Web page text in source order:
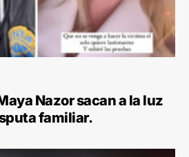
Nazor sacan a la luz
familiar.